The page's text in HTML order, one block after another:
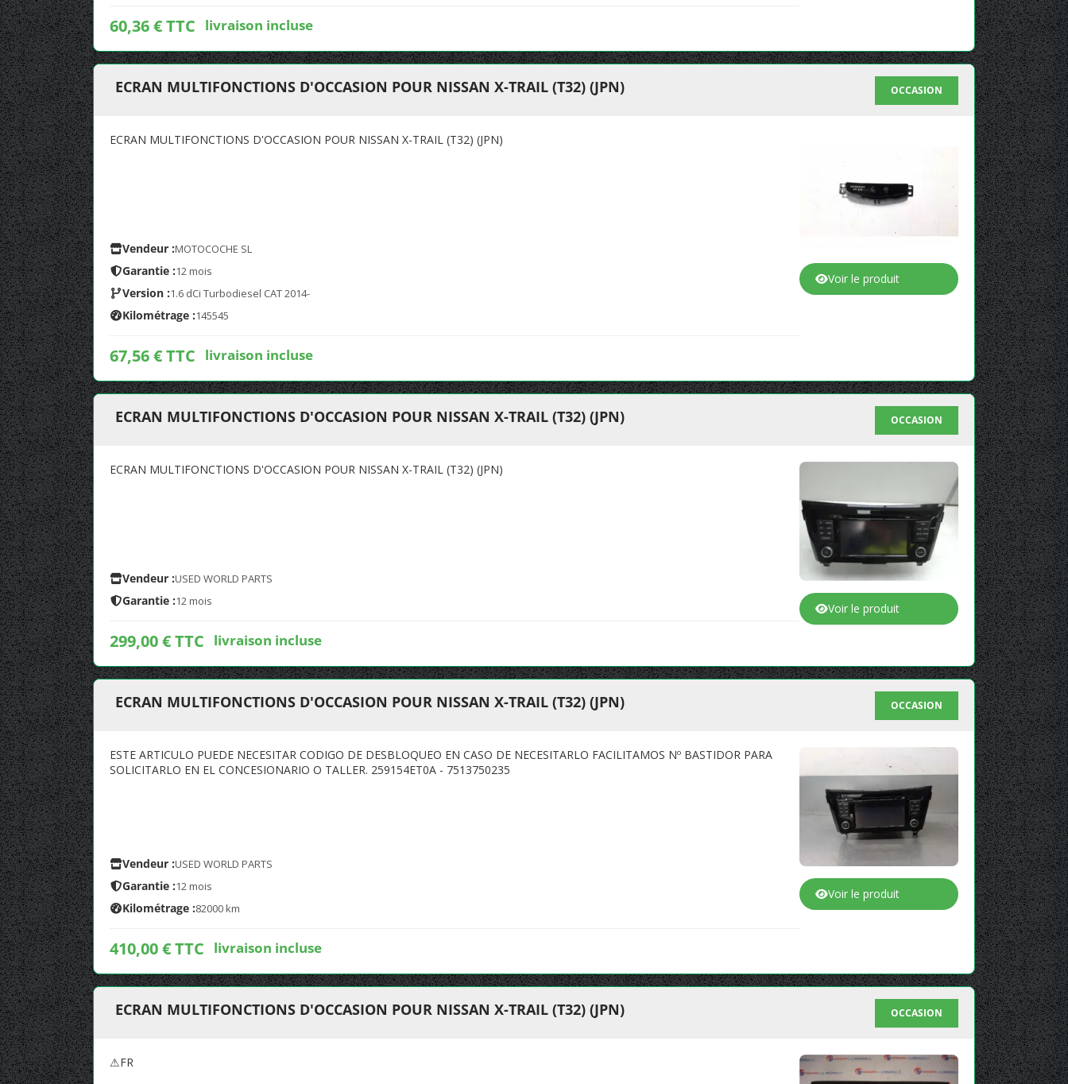
60,36 € TTC livraison incluse
ECRAN MULTIFONCTIONS D'OCCASION POUR NISSAN X-TRAIL (T32) (JPN) OCCASION
ECRAN MULTIFONCTIONS D'OCCASION POUR NISSAN X-TRAIL (T32) (JPN)
Vendeur :MOTOCOCHE SL
Garantie :12 mois
Version :1.6 dCi Turbodiesel CAT 2014-
Kilométrage :145545
67,56 € TTC livraison incluse
Voir le produit
ECRAN MULTIFONCTIONS D'OCCASION POUR NISSAN X-TRAIL (T32) (JPN) OCCASION
ECRAN MULTIFONCTIONS D'OCCASION POUR NISSAN X-TRAIL (T32) (JPN)
Vendeur :USED WORLD PARTS
Garantie :12 mois
299,00 € TTC livraison incluse
Voir le produit
ECRAN MULTIFONCTIONS D'OCCASION POUR NISSAN X-TRAIL (T32) (JPN) OCCASION
ESTE ARTICULO PUEDE NECESITAR CODIGO DE DESBLOQUEO EN CASO DE NECESITARLO FACILITAMOS Nº BASTIDOR PARA
SOLICITARLO EN EL CONCESIONARIO O TALLER. 259154ET0A - 7513750235
Vendeur :USED WORLD PARTS
Garantie :12 mois
Kilométrage :82000 km
410,00 € TTC livraison incluse
Voir le produit
ECRAN MULTIFONCTIONS D'OCCASION POUR NISSAN X-TRAIL (T32) (JPN) OCCASION
⚠FR